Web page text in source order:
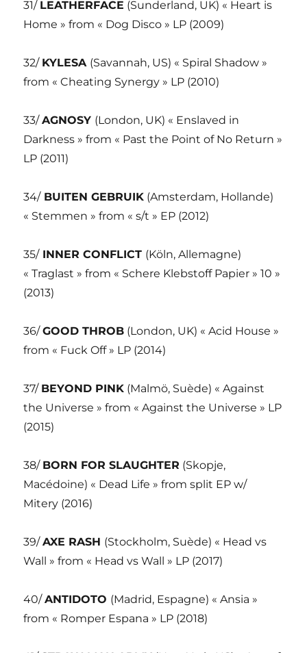
31/ LEATHERFACE (Sunderland, UK) « Heart is
Home » from « Dog Disco » LP (2009)
32/ KYLESA (Savannah, US) « Spiral Shadow »
from « Cheating Synergy » LP (2010)
33/AGNOSY (London, UK) « Enslaved in
Darkness » from « Past the Point of No Return »
LP (2011)
34/BUITEN GEBRUIK (Amsterdam, Hollande)
« Stemmen » from « s/t » EP (2012)
35/INNER CONFLICT (Köln, Allemagne)
« Traglast » from « Schere Klebstoff Papier » 10 »
(2013)
36/GOOD THROB (London, UK) « Acid House »
from « Fuck Off » LP (2014)
37/ BEYOND PINK (Malmö, Suède) « Against
the Universe » from « Against the Universe » LP
(2015)
38/ BORN FOR SLAUGHTER (Skopje,
Macédoine) « Dead Life » from split EP w/
Mitery (2016)
39/AXE RASH (Stockholm, Suède) « Head vs
Wall » from « Head vs Wall » LP (2017)
40/ANTIDOTO (Madrid, Espagne) « Ansia »
from « Romper Espana » LP (2018)